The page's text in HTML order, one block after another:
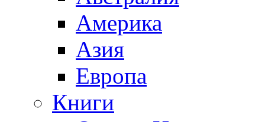
Америка
Азия
Европа
Книги